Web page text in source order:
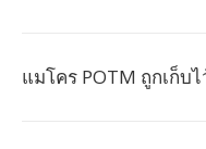
แมโคร POTM ถูกเก็บไ